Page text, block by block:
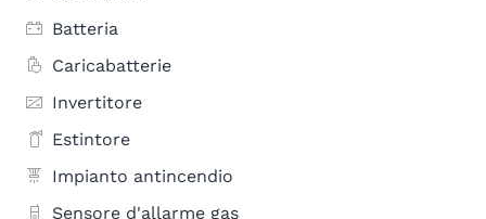
Batteria
Caricabatterie
Invertitore
Estintore
Impianto antincendio
Sensore d'allarme gas